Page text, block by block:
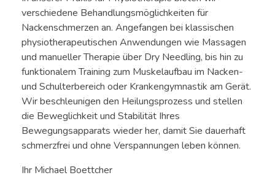
verschiedene Behandlungsmöglichkeiten für
Nackenschmerzen an. Angefangen bei klassischen
physiotherapeutischen Anwendungen wie Massagen
und manueller Therapie über Dry Needling, bis hin zu
funktionalem Training zum Muskelaufbau im Nacken-
und Schulterbereich oder Krankengymnastik am Gerät.
Wir beschleunigen den Heilungsprozess und stellen
die Beweglichkeit und Stabilität Ihres
Bewegungsapparats wieder her, damit Sie dauerhaft
schmerzfrei und ohne Verspannungen leben können.
Ihr Michael Boettcher